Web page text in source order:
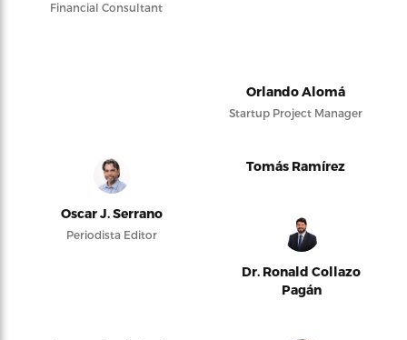
Financial Consultant
Orlando Alomá
Startup Project Manager
Oscar J. Serrano
Periodista Editor
Tomás Ramírez
Dr. Ronald Collazo
Pagán